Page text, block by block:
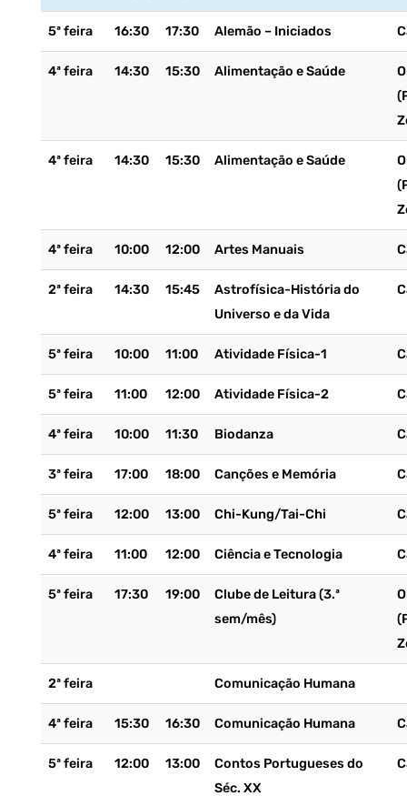
5ª feira 16:30 17:30 Alemão – Iniciados
4ª feira 14:30 15:30 Alimentação e Saúde
4ª feira 14:30 15:30 Alimentação e Saúde
4ª feira 10:00 12:00 Artes Manuais
2ª feira 14:30 15:45
Astrofísica-História do
Universo e da Vida
5ª feira 10:00 11:00 Atividade Física-1
5ª feira 11:00 12:00 Atividade Física-2
4ª feira 10:00 11:30 Biodanza
3ª feira 17:00 18:00 Canções e Memória
5ª feira 12:00 13:00 Chi-Kung/Tai-Chi
4ª feira 11:00 12:00 Ciência e Tecnologia
5ª feira 17:30 19:00
Clube de Leitura (3.ª
sem/mês)
2ª feira Comunicação Humana
4ª feira 15:30 16:30 Comunicação Humana
5ª feira 12:00 13:00
Contos Portugueses do
Séc. XX